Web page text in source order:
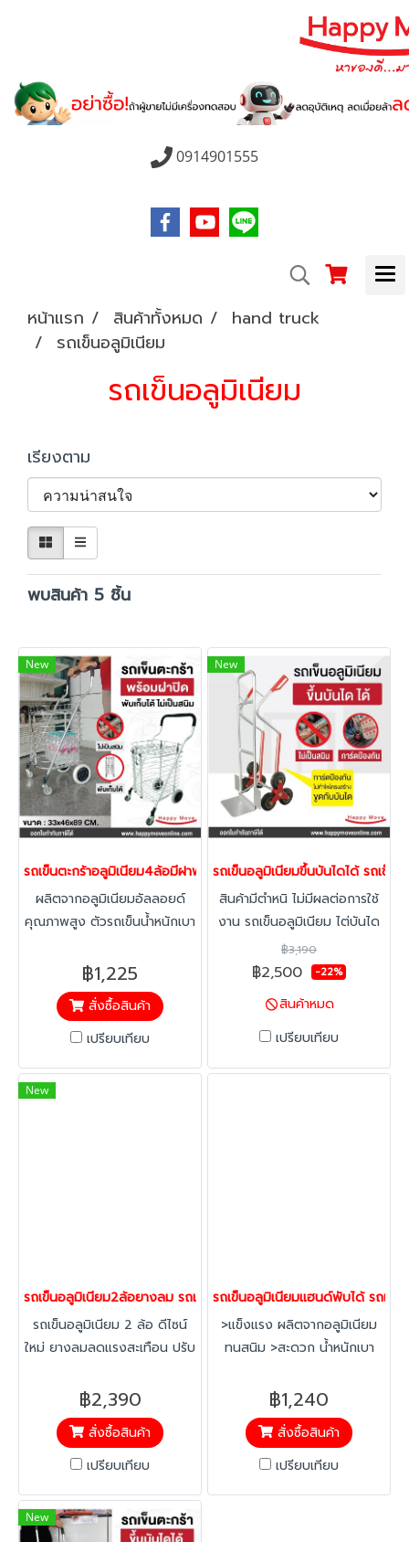
0914901555
หน้าแรก สินค้าทั้งหมด
hand truck
รถเข็นอลูมิเนียม
รถเข็นอลูมิเนียม
เรียงตาม
พบสินค้า 5 ชิ้น
New
รถเข็นตะกร้าอลูมิเนียม4ล้อมีฝาพับเก็บได้ 41165 พร้อมส่ง Happy
ผลิตจากอลูมิเนียมอัลลอยด์
คุณภาพสูง ตัวรถเข็นน้ำหนักเบา
พับได้ ประหยัดพื้นที่ในการเก็บ
มือจับหุ้มด้วยยางกันลื่น ล้อ
ผลิตจาก PVC น้ำหนักเบารองรับ
น้ำหนักได้ดี มีฝาปิดและตัวล็อค
฿1,225
สั่งซื้อสินค้า
เปรียบเทียบ
New
รถเข็นอลูมิเนียมขึ้นบันไดได้ รถเข็
สินค้ามีตำหนิ ไม่มีผลต่อการใช้
งาน รถเข็นอลูมิเนียม ไต่บันได
ดีไซน์ใหม่ ล้อยางขนาดใหญ่ ลด
แรงสั่งสะเทือน ไม่ทำของที่เข็น
ไหล รับน้ำหนักได้ 150 กก. มี
ตำหนิเล็กน้อยไม่มีผลต่อการใช้
฿3,190
฿2,500 -22%
สินค้าหมด
เปรียบเทียบ
New
รถเข็นอลูมิเนียม2ล้อยางลม รถเข็นของ รถเข็นติดรถยนต์ รถเข็นจัดส่
รถเข็นอลูมิเนียม 2 ล้อ ดีไซน์
ใหม่ ยางลมลดแรงสะเทือน ปรับ
ดามจับถนัดมือไม่ลื่นไหล รับน้ำ
หนักได้ 250 กก.
฿2,390
สั่งซื้อสินค้า
เปรียบเทียบ
รถเข็นอลูมิเนียมแฮนด์พับได้ รถเข็
>แข็งแรง ผลิตจากอลูมิเนียม
ทนสนิม >สะดวก น้ำหนักเบา
฿1,240
สั่งซื้อสินค้า
เปรียบเทียบ
New